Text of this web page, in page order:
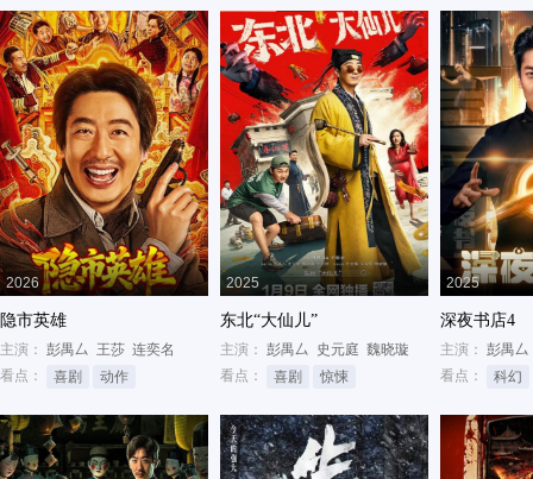
2026
隐市英雄
主演： 彭禺厶 王莎 连奕名
看点：
喜剧 动作
2025
东北“大仙儿”
主演： 彭禺厶 史元庭 魏晓璇
看点：
喜剧 惊悚
2025
深夜书店4
主演： 彭禺厶
看点：
科幻